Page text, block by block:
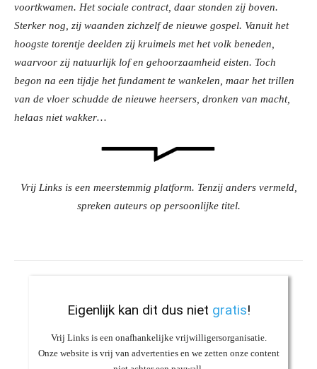
voortkwamen. Het sociale contract, daar stonden zij boven.
Sterker nog, zij waanden zichzelf de nieuwe gospel. Vanuit het
hoogste torentje deelden zij kruimels met het volk beneden,
waarvoor zij natuurlijk lof en gehoorzaamheid eisten. Toch
begon na een tijdje het fundament te wankelen, maar het trillen
van de vloer schudde de nieuwe heersers, dronken van macht,
helaas niet wakker…
Vrij Links is een meerstemmig platform. Tenzij anders vermeld,
spreken auteurs op persoonlijke titel.
Eigenlijk kan dit dus niet gratis!
Vrij Links is een onafhankelijke vrijwilligersorganisatie.
Onze website is vrij van advertenties en we zetten onze content